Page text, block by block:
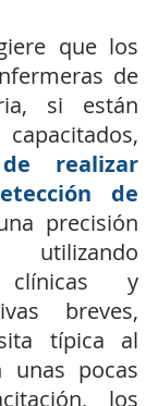
que los
de
si están
realizar
de
precisión
clínicas y
breves,
típica al
unas pocas